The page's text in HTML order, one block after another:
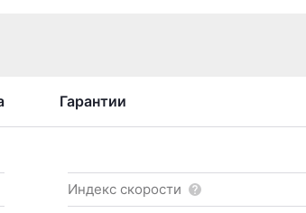
Гарантии
Индекс скорости